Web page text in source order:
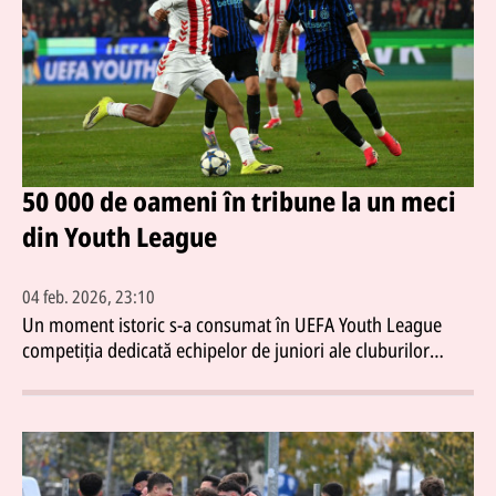
50 000 de oameni în tribune la un meci
din Youth League
04 feb. 2026, 23:10
Un moment istoric s-a consumat în UEFA Youth League
competiția dedicată echipelor de juniori ale cluburilor
Inter U19 din „16-imile” competiției a stabilit un nou
record de asistență: 50.000 de spectatori au fost prezenți
pe RheinEnergieStadion.Atmosfera creată de fanii germani
a fost una impresionantă stadionul echipei de seniori fiind